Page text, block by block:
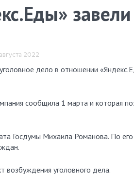
2022
сообщила 1 марта и которая
Госдумы Михаила Романова. По
возбуждения уголовного дела.